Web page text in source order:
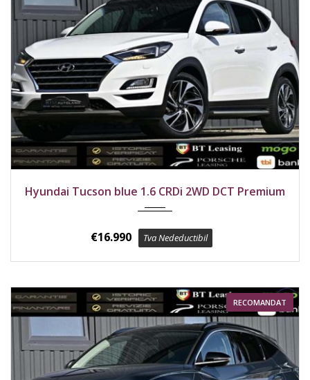
Hyundai Tucson blue 1.6 CRDi 2WD DCT Premium
€16.990 Tva Nedeductibil
RECOMANDAT